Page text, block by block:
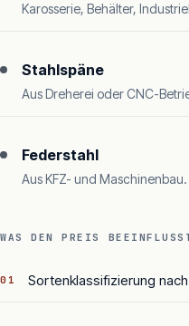
Karosserie, Behälter,
Stahlspäne
Aus Dreherei oder CNC-
Federstahl
Aus KFZ- und Maschinenbau.
WAS DEN PREIS
01 Sortenklassifizierung